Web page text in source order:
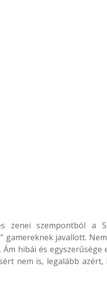
zenei szempontból a
gamereknek javallott.
hibái és
nem is, legalább azért,